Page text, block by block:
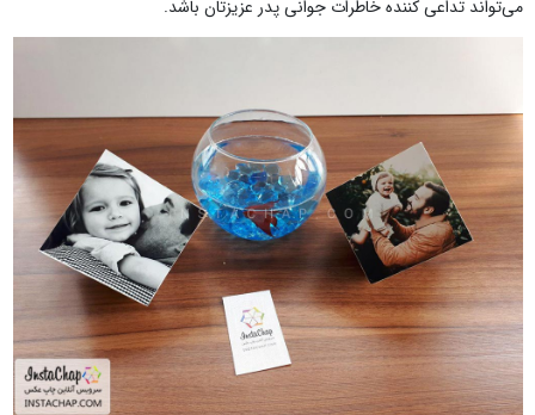
می‌تواند تداعی کننده خاطرات جوانی پدر عزیزتان باشد.